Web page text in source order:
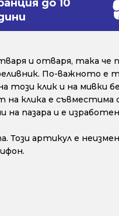
до 10
и отваря, така че
По-важното е
клик и на мивки
клика е съвместима
пазара и е
артикул е